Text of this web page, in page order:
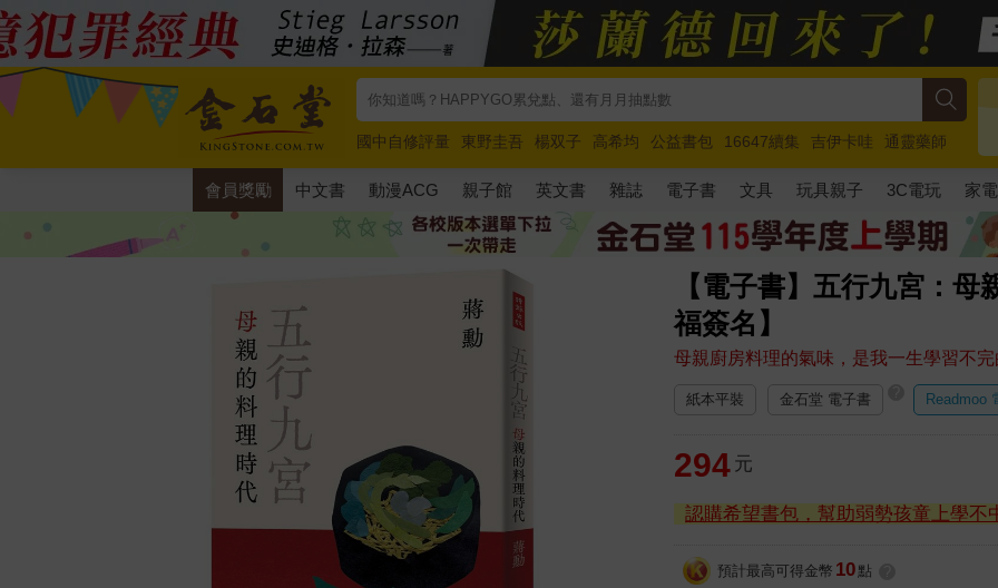
國中自修評量 東野圭吾 楊双子 高希均 公益書包 16647續集 吉伊卡哇
通靈藥師
唯紅花綻放
奧德賽 路邊攤新作 馬斯克 玩具總動員5 超慢跑
會員獎勵 中文書 動漫ACG 親子館 英文書 雜誌 電子書 文具 玩具親子 3C電玩 家電
【電子書】五行九宮：
福簽名】
母親廚房料理的氣味，是我一生學習不
紙本平裝 金石堂 電子書 Readmoo
294 元
認購希望書包，幫助弱勢孩童上學不
預計最高可得金幣 10 點